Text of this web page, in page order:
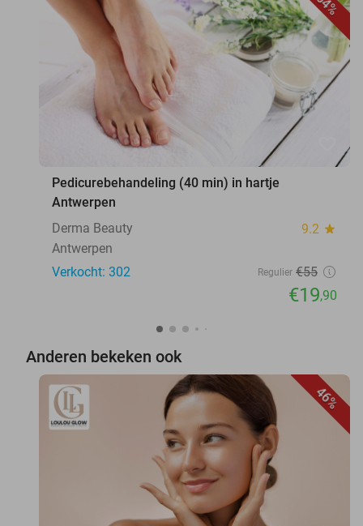
Pedicurebehandeling (40 min) in hartje
Antwerpen
Derma Beauty
9.2 star
Antwerpen
Verkocht: 302
Regulier €55
€19,90
Anderen bekeken ook
46%